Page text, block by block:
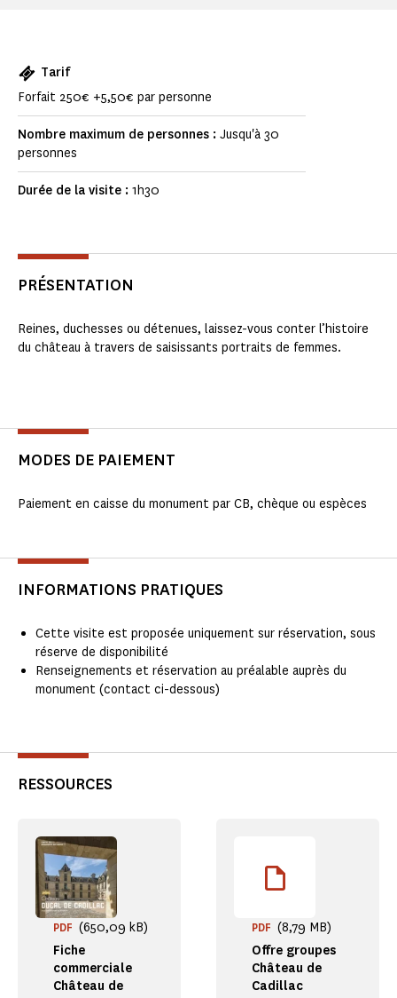
Tarif
Forfait 250€ +5,50€ par personne
Nombre maximum de personnes : Jusqu'à 30
personnes
Durée de la visite : 1h30
PRÉSENTATION
Reines, duchesses ou détenues, laissez-vous conter l’histoire
du château à travers de saisissants portraits de femmes.
MODES DE PAIEMENT
Paiement en caisse du monument par CB, chèque ou espèces
INFORMATIONS PRATIQUES
Cette visite est proposée uniquement sur réservation, sous
réserve de disponibilité
Renseignements et réservation au préalable auprès du
monument (contact ci-dessous)
RESSOURCES
Fiche
commerciale
Château de
PDF (650,09 kB)
Offre groupes
Château de
Cadillac
PDF (8,79 MB)